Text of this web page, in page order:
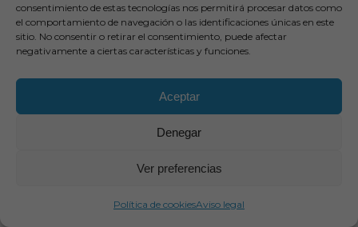
consentimiento de estas tecnologías nos permitirá procesar datos como
el comportamiento de navegación o las identificaciones únicas en este
sitio. No consentir o retirar el consentimiento, puede afectar
negativamente a ciertas características y funciones.
Aceptar
Denegar
Ver preferencias
Política de cookiesAviso legal
Licencias
Certificaciones
#EquipoSaeqsa